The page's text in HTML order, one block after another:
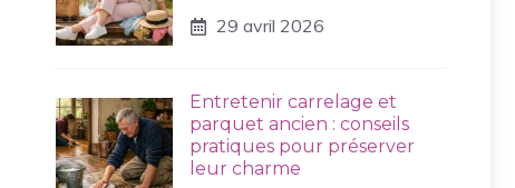
29 avril 2026
Entretenir carrelage et
parquet ancien : conseils
pratiques pour préserver
leur charme